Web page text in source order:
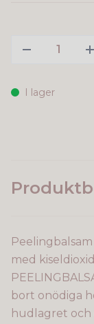
I lager
Peelingbalsam
med
bort onödiga
hudlagret